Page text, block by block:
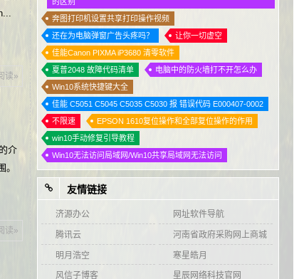
读»
介
读»
奔图打印机设置共享打印操作视频
还在为电脑弹窗广告头疼吗？
让你一切虚空
佳能Canon PIXMA iP3680 清零软件
夏普2048 故障代码清单
电脑中的防火墙打不开怎么办
Win10系统快捷键大全
佳能 C5051 C5045 C5035 C5030 报 错误代码 E000407-0002
不限速
EPSON 1610复位操作和全部复位操作的作用
win10手动修复引导教程
Win10无法访问局域网/Win10共享局域网无法访问
友情链接
济源办公 网址软件导航
腾讯云 河南省政府采购网上商城
明月浩空 寒星皓月
风信子博客 星辰网络科技官网